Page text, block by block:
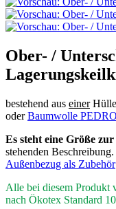
Ober- /
bestehend aus einer
oderBaumwolle PEDRO
Es steht eine Größe
stehenden
Außenbezug als Zubehör
Alle bei diesem Produkt
nach Ökotex Standard